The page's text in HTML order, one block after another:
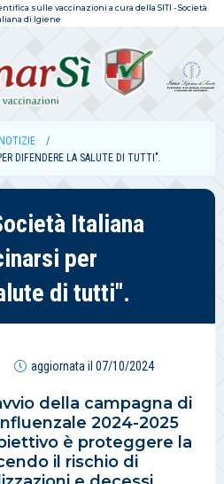
sulle vaccinazioni a cura della SITI - Società
di Igiene
NOTIZIE
DIFENDERE LA SALUTE DI TUTTI".
Italiana
per
di tutti".
aggiornata il 07/10/2024
della campagna di
2024-2025
è proteggere la
il rischio di